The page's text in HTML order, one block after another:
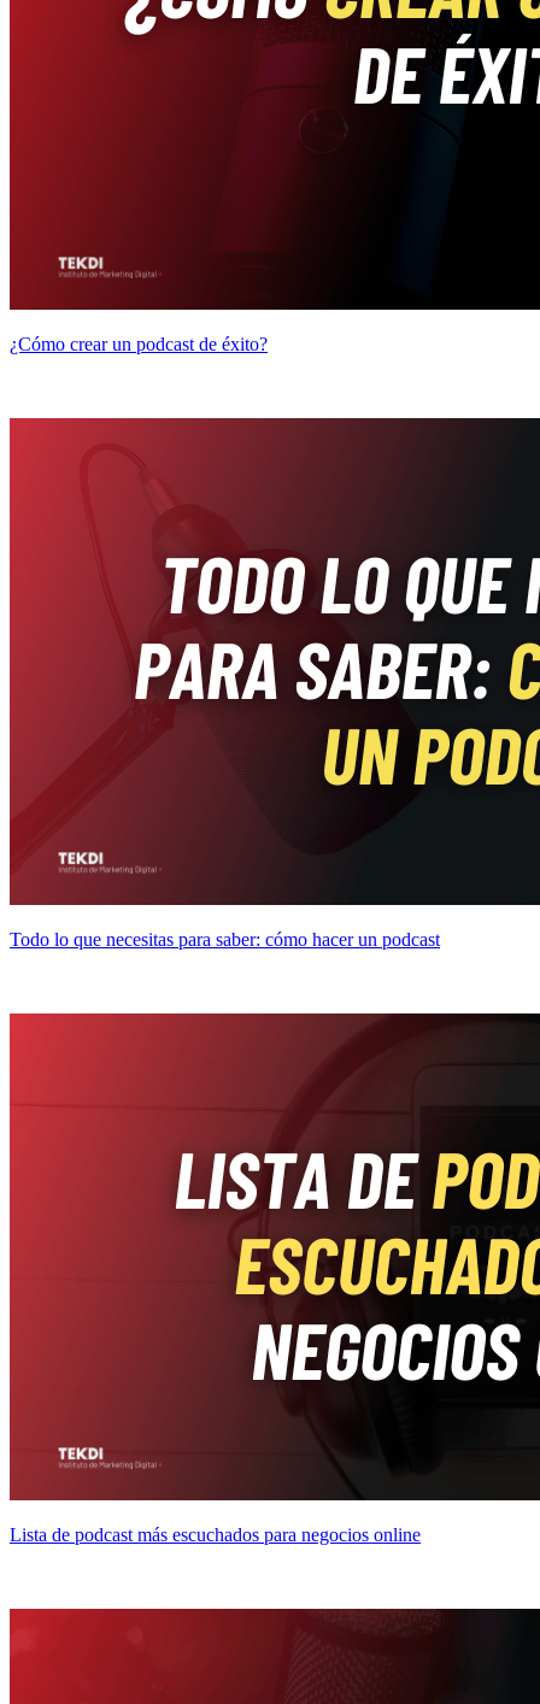
¿Cómo crear un podcast de éxito?
Todo lo que necesitas para saber: cómo hacer un podcast
Lista de podcast más escuchados para negocios online